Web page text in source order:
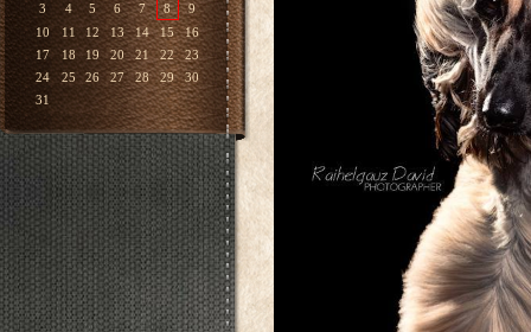
3
4 5 6 7 8
9
10
11 12 13 14 15
16
17
18 19 20 21 22
23
24
25 26 27 28 29
30
31